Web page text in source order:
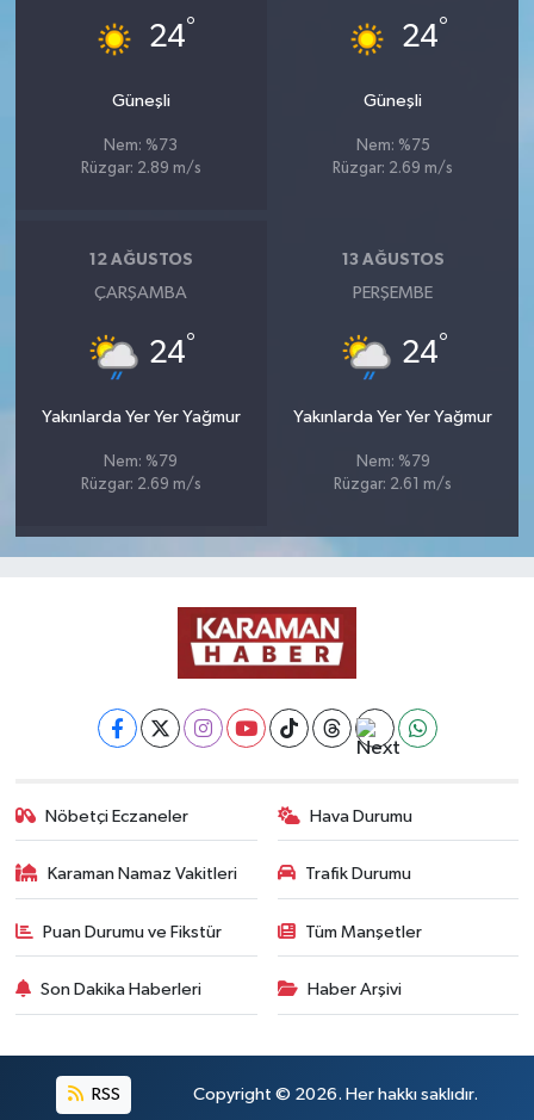
24°
Güneşli
Nem: %73
Rüzgar: 2.89 m/s
24°
Güneşli
Nem: %75
Rüzgar: 2.69 m/s
12 AĞUSTOS
ÇARŞAMBA
24°
Yakınlarda Yer Yer Yağmur
Nem: %79
Rüzgar: 2.69 m/s
13 AĞUSTOS
PERŞEMBE
24°
Yakınlarda Yer Yer Yağmur
Nem: %79
Rüzgar: 2.61 m/s
Nöbetçi Eczaneler Hava Durumu
Karaman Namaz Vakitleri Trafik Durumu
Puan Durumu ve Fikstür Tüm Manşetler
Son Dakika Haberleri Haber Arşivi
RSS Copyright © 2026. Her hakkı saklıdır.